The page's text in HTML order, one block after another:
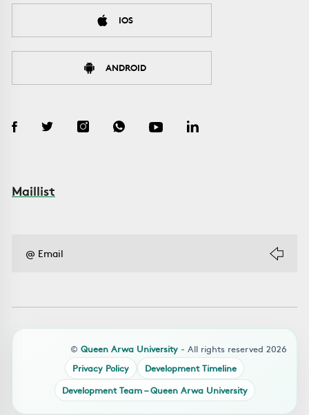
IOS
ANDROID
Maillist
© Queen Arwa University - All rights reserved 2026
Privacy Policy
Development Timeline
Development Team – Queen Arwa University